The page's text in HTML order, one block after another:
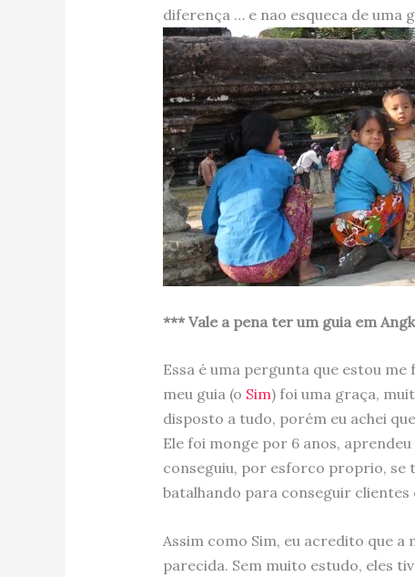
diferença … e nao esqueca de uma
*** Vale a pena ter um guia em
Essa é uma pergunta que estou
meu guia (o Sim) foi uma graça,
disposto a tudo, porém eu achei
Ele foi monge por 6 anos,
conseguiu, por esforco proprio,
batalhando para conseguir clientes
Assim como Sim, eu acredito que
parecida. Sem muito estudo, eles